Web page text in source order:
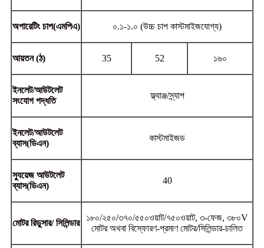
অপারেটিং চাপ(এমপিএ) ০.১-১.০ (উচ্চ চাপ কাস্টমাইজযোগ্য)
আয়তন (ঠ) 35 52 ১৬০
ইনলেট/আউটলেট
সংযোগ পদ্ধতি
ফ্ল্যাঞ্জ/স্ন্যাপ
ইনলেট/আউটলেট
ব্যাস(ডিএন)
কাস্টমাইজড
স্যুয়েজ আউটলেট
ব্যাস(ডিএন)
40
মোটর রিডুসার/ সিলিন্ডার
১৮০/২৫০/৩৭০/৫৫০ওয়াট/৭৫০ওয়াট, ৩-ফেজ, ৩৮০V
মোটর অথবা বিস্ফোরণ-প্রমাণ মোটর/সিলিন্ডার-চালিত